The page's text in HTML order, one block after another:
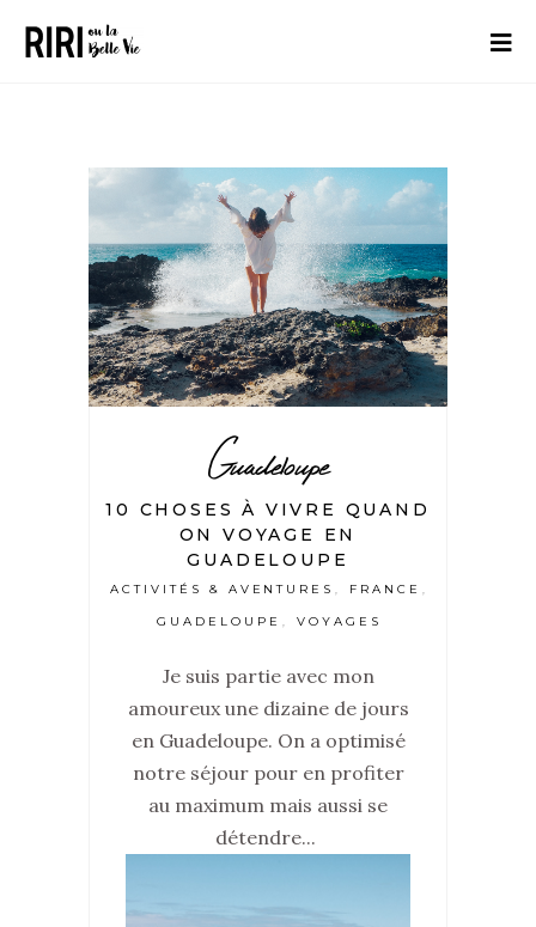
Guadeloupe
10 CHOSES À VIVRE QUAND
ON VOYAGE EN
GUADELOUPE
ACTIVITÉS & AVENTURES FRANCE
GUADELOUPE VOYAGES
Je suis partie avec mon
amoureux une dizaine de jours
en Guadeloupe. On a optimisé
notre séjour pour en profiter
au maximum mais aussi se
détendre...